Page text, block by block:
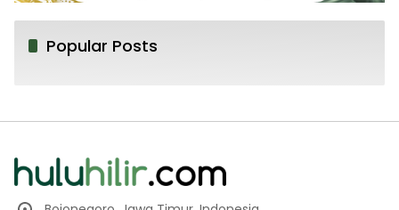
Popular Posts